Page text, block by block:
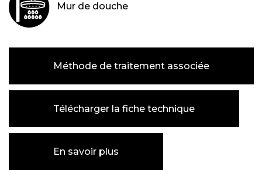
Mur de douche
Méthode de traitement associée
Télécharger la fiche technique
En savoir plus